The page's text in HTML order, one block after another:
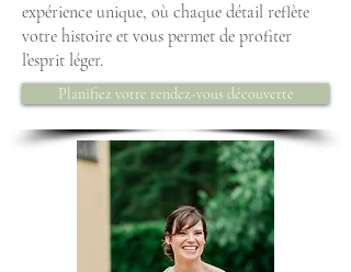
expérience unique, où chaque détail reflète
votre histoire et vous permet de profiter
l’esprit léger.
Planifiez votre rendez-vous découverte